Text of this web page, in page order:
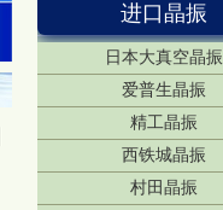
进口晶振
日本大真空晶振
爱普生晶振
精工晶振
西铁城晶振
村田晶振